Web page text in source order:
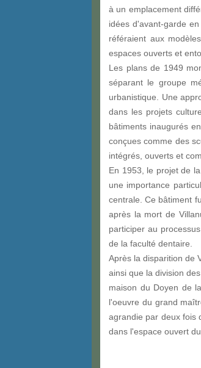
à un emplacement
idées d'avant-garde
référaient aux
espaces ouverts et
Les plans de 1949
séparant le groupe
urbanistique. Une
dans les projets
bâtiments inaugurés
conçues comme des
intégrés, ouverts et
En 1953, le projet de
une importance
centrale. Ce bâtiment
après la mort de
participer au
de la faculté dentaire.
Après la disparition de
ainsi que la division
maison du Doyen de
l'oeuvre du grand
agrandie par deux fois
dans l'espace ouvert